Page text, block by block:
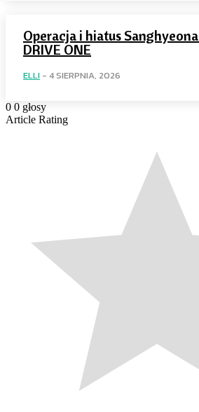
Operacja i hiatus
DRIVE ONE
ELLI - 4 SIERPNIA, 2026
0 0 głosy
Article Rating